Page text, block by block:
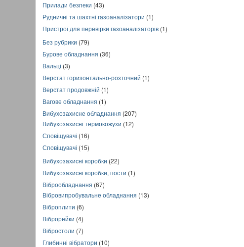
Прилади безпеки (43)
Рудничні та шахтні газоаналізатори (1)
Пристрої для перевірки газоаналізаторів (1)
Без рубрики (79)
Бурове обладнання (36)
Вальці (3)
Верстат горизонтально-розточний (1)
Верстат продовжній (1)
Вагове обладнання (1)
Вибухозахисне обладнання (207)
Вибухозахисні термокожухи (12)
Сповіщувачі (16)
Сповіщувачі (15)
Вибухозахисні коробки (22)
Вибухозахисні коробки, пости (1)
Віброобладнання (67)
Вібровипробувальне обладнання (13)
Віброплити (6)
Віброрейки (4)
Вібростоли (7)
Глибинні вібратори (10)